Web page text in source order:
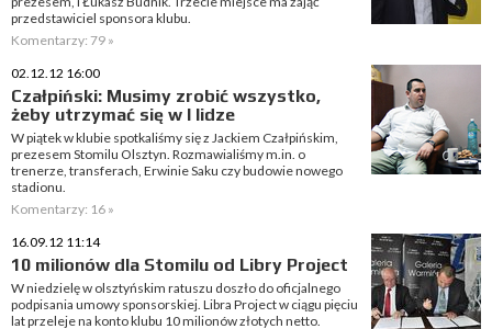
przedstawiciel sponsora klubu.
Komentarzy: 79 »
02.12.12 16:00
Czałpiński: Musimy zrobić wszystko,
żeby utrzymać się w I lidze
W piątek w klubie spotkaliśmy się z Jackiem Czałpińskim,
prezesem Stomilu Olsztyn. Rozmawialiśmy m.in. o
trenerze, transferach, Erwinie Saku czy budowie nowego
stadionu.
Komentarzy: 16 »
16.09.12 11:14
10 milionów dla Stomilu od Libry Project
W niedzielę w olsztyńskim ratuszu doszło do oficjalnego
podpisania umowy sponsorskiej. Libra Project w ciągu pięciu
lat przeleje na konto klubu 10 milionów złotych netto.